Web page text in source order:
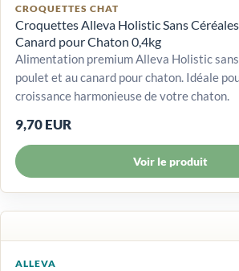
CROQUETTES CHAT
Croquettes Alleva Holistic Sans
Canard pour Chaton 0,4kg
Alimentation premium Alleva Holistic
poulet et au canard pour chaton. Idéale
croissance harmonieuse de votre chaton.
9,70 EUR
Voir le produit
ALLEVA